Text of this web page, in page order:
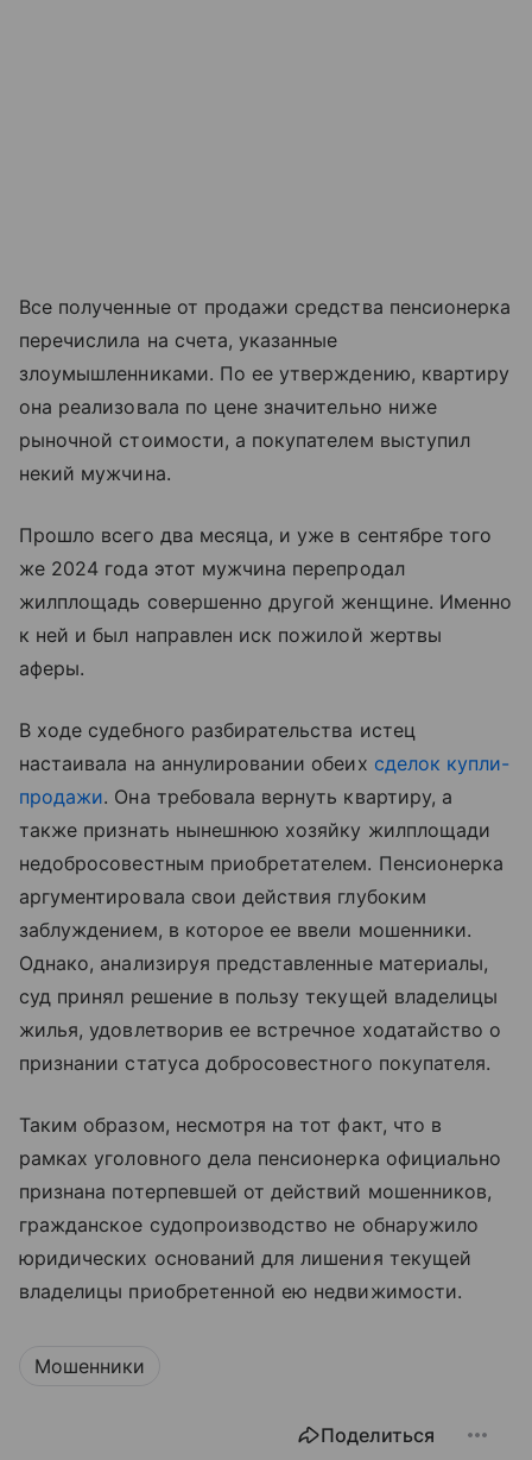
Все полученные от продажи средства пенсионерка
перечислила на счета, указанные
злоумышленниками. По ее утверждению, квартиру
она реализовала по цене значительно ниже
рыночной стоимости, а покупателем выступил
некий мужчина.
Прошло всего два месяца, и уже в сентябре того
же 2024 года этот мужчина перепродал
жилплощадь совершенно другой женщине. Именно
к ней и был направлен иск пожилой жертвы
аферы.
В ходе судебного разбирательства истец
настаивала на аннулировании обеих сделок купли-
продажи. Она требовала вернуть квартиру, а
также признать нынешнюю хозяйку жилплощади
недобросовестным приобретателем. Пенсионерка
аргументировала свои действия глубоким
заблуждением, в которое ее ввели мошенники.
Однако, анализируя представленные материалы,
суд принял решение в пользу текущей владелицы
жилья, удовлетворив ее встречное ходатайство о
признании статуса добросовестного покупателя.
Таким образом, несмотря на тот факт, что в
рамках уголовного дела пенсионерка официально
признана потерпевшей от действий мошенников,
гражданское судопроизводство не обнаружило
юридических оснований для лишения текущей
владелицы приобретенной ею недвижимости.
Мошенники
Поделиться